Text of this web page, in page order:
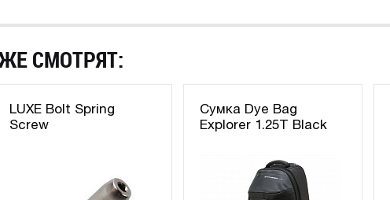
СМОТРЯТ:
LUXE Bolt Spring
Screw
Сумка Dye Bag
Explorer 1.25T Black